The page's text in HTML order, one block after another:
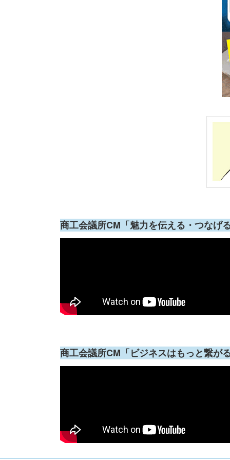
商工会議所CM「魅力を伝える・つなげ
商工会議所CM「ビジネスはもっと繋が